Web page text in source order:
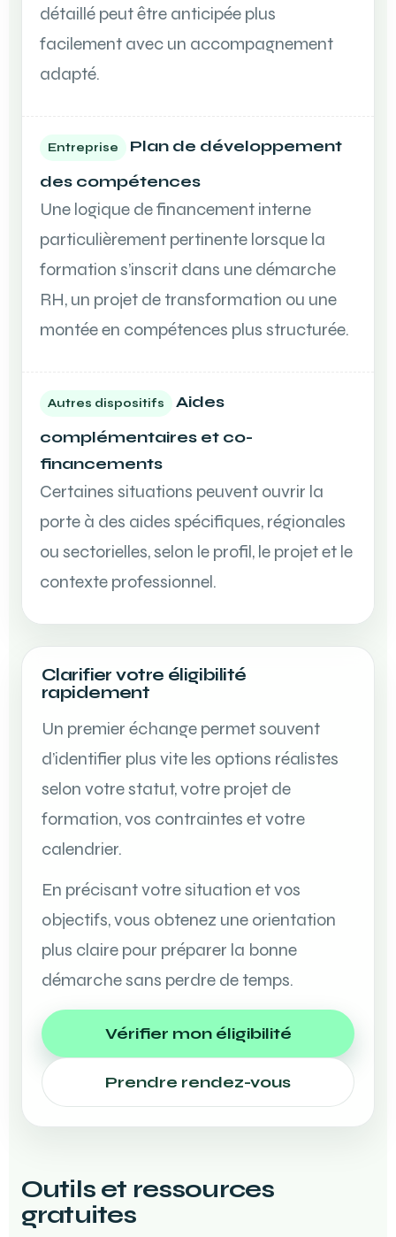
détaillé peut être anticipée plus
facilement avec un accompagnement
adapté.
Entreprise
Plan de développement
des compétences
Une logique de financement interne
particulièrement pertinente lorsque la
formation s’inscrit dans une démarche
RH, un projet de transformation ou une
montée en compétences plus structurée.
Autres dispositifs
Aides
complémentaires et co-
financements
Certaines situations peuvent ouvrir la
porte à des aides spécifiques, régionales
ou sectorielles, selon le profil, le projet et le
contexte professionnel.
Clarifier votre éligibilité
rapidement
Un premier échange permet souvent
d’identifier plus vite les options réalistes
selon votre statut, votre projet de
formation, vos contraintes et votre
calendrier.
En précisant votre situation et vos
objectifs, vous obtenez une orientation
plus claire pour préparer la bonne
démarche sans perdre de temps.
Vérifier mon éligibilité
Prendre rendez-vous
Outils et ressources
gratuites